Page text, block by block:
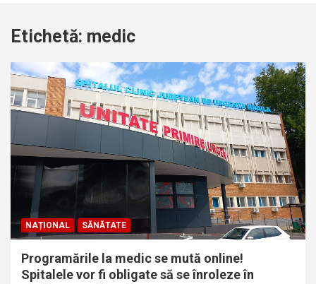
Etichetă: medic
NAȚIONAL SĂNĂTATE
Programările la medic se mută online!
Spitalele vor fi obligate să se înroleze în